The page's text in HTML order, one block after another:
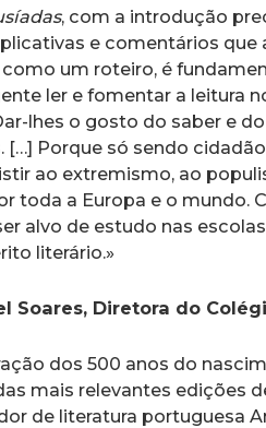
, com a introdução
e comentários
um roteiro, é
ler e fomentar a leitura
lhes o gosto do saber e
[…] Porque só sendo
ao extremismo, ao
toda a Europa e o mundo.
alvo de estudo nas
literário.»
Soares, Diretora do
dos 500 anos do
mais relevantes edições
de literatura portuguesa